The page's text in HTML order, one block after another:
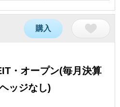
購入
・オープン(毎月決算
ッジなし)